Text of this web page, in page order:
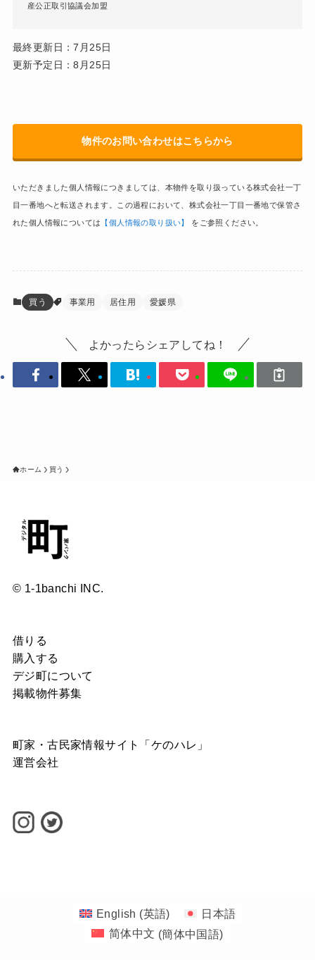
産公正取引協議会加盟
最終更新日：7月25日
更新予定日：8月25日
物件のお問い合わせはこちらから
いただきました個人情報につきましては、本物件を取り扱っている株式会社一丁
目一番地へと転送されます。この過程において、株式会社一丁目一番地で保管さ
れた個人情報については 【個人情報の取り扱い】 をご参照ください。
買う 事業用 居住用 愛媛県
よかったらシェアしてね！
ホーム 買う
© 1-1banchi INC.
借りる
購入する
デジ町について
掲載物件募集
町家・古民家情報サイト「ケのハレ」
運営会社
English (英語)
日本語
简体中文 (簡体中国語)